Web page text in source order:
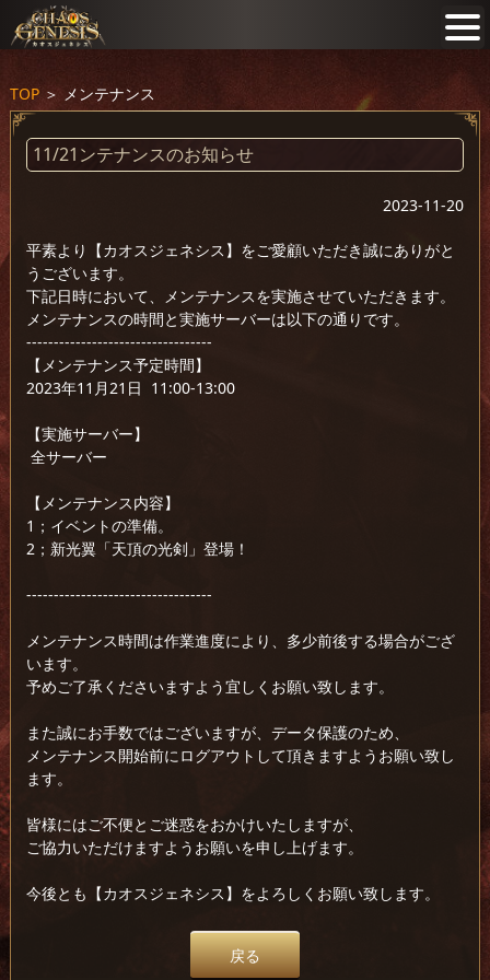
TOP＞ メンテナンス
11/21ンテナンスのお知らせ
2023-11-20
平素より【カオスジェネシス】をご愛顧いただき誠にありがと
うございます。
下記日時において、メンテナンスを実施させていただきます。
メンテナンスの時間と実施サーバーは以下の通りです。
----------------------------------
【メンテナンス予定時間】
2023年11月21日 11:00-13:00
【実施サーバー】
全サーバー
【メンテナンス内容】
1；イベントの準備。
2；新光翼「天頂の光剣」登場！
----------------------------------
メンテナンス時間は作業進度により、多少前後する場合がござ
います。
予めご了承くださいますよう宜しくお願い致します。
また誠にお手数ではございますが、データ保護のため、
メンテナンス開始前にログアウトして頂きますようお願い致し
ます。
皆様にはご不便とご迷惑をおかけいたしますが、
ご協力いただけますようお願いを申し上げます。
今後とも【カオスジェネシス】をよろしくお願い致します。
戻る